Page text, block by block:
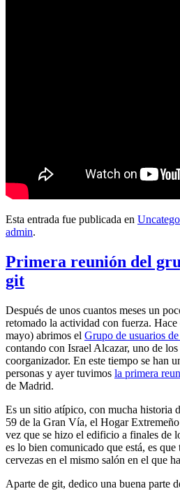
Esta entrada fue publicada en
admin.
Primera reunión del
git
Después de unos cuantos meses un
retomado la actividad con fuerza.
mayo) abrimos el Grupo de usuarios
contando con Israel Alcazar, uno de
coorganizador. En este tiempo se han
personas y ayer tuvimos la primera
de Madrid.
Es un sitio atípico, con mucha historia
59 de la Gran Vía, el Hogar
vez que se hizo el edificio a finales de
es lo bien comunicado que está, es que
cervezas en el mismo salón en el que
Aparte de git, dedico una buena parte